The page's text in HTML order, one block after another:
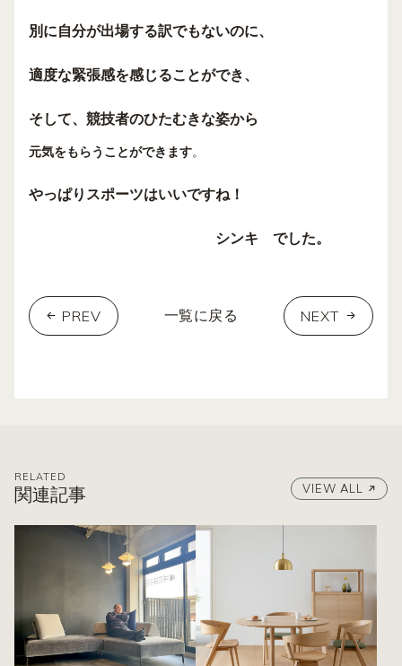
別に自分が出場する訳でもないのに、
適度な緊張感を感じることができ、
そして、競技者のひたむきな姿から
元気をもらうことができます。
やっぱりスポーツはいいですね！
シンキ でした。
PREV 一覧に戻る NEXT
RELATED
関連記事 VIEW ALL